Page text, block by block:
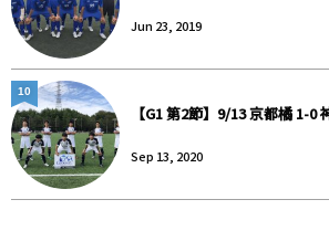
Jun 23, 2019
【G1 第2節】9/13 京都橘 1-0
Sep 13, 2020
10